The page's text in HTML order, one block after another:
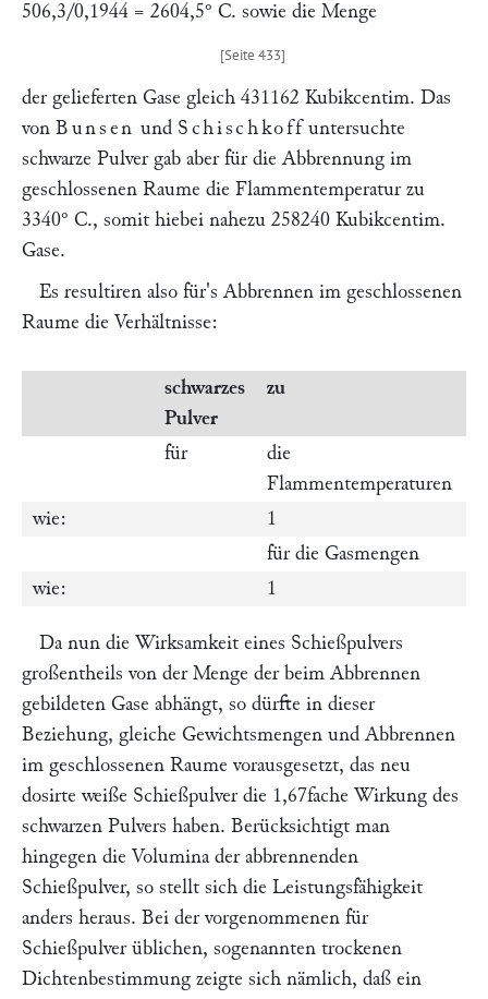
506,3/0,1944 = 2604,5° C. sowie die Menge
der gelieferten Gase gleich 431162 Kubikcentim. Das
von Bunsen und Schischkoff untersuchte
schwarze Pulver gab aber für die Abbrennung im
geschlossenen Raume die Flammentemperatur zu
3340° C., somit hiebei nahezu 258240 Kubikcentim.
Gase.
Es resultiren also für's Abbrennen im geschlossenen
Raume die Verhältnisse:
schwarzes
Pulver
zu
für
die
Flammentemperaturen
wie:
1
für die Gasmengen
wie:
1
Da nun die Wirksamkeit eines Schießpulvers
großentheils von der Menge der beim Abbrennen
gebildeten Gase abhängt, so dürfte in dieser
Beziehung, gleiche Gewichtsmengen und Abbrennen
im geschlossenen Raume vorausgesetzt, das neu
dosirte weiße Schießpulver die 1,67fache Wirkung des
schwarzen Pulvers haben. Berücksichtigt man
hingegen die Volumina der abbrennenden
Schießpulver, so stellt sich die Leistungsfähigkeit
anders heraus. Bei der vorgenommenen für
Schießpulver üblichen, sogenannten trockenen
Dichtenbestimmung zeigte sich nämlich, daß ein